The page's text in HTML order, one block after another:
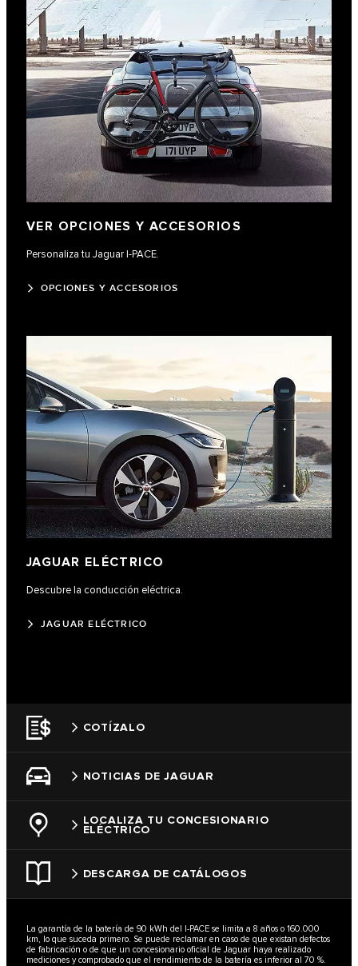
VER OPCIONES Y ACCESORIOS
Personaliza tu Jaguar I-PACE.
OPCIONES Y ACCESORIOS
JAGUAR ELÉCTRICO
Descubre la conducción eléctrica.
JAGUAR ELÉCTRICO
COTÍZALO
NOTICIAS DE JAGUAR
LOCALIZA TU CONCESIONARIO
ELÉCTRICO
DESCARGA DE CATÁLOGOS
La garantía de la batería de 90 kWh del I-PACE se limita a 8 años o 160.000
km, lo que suceda primero. Se puede reclamar en caso de que existan defectos
de fabricación o de que un concesionario oficial de Jaguar haya realizado
mediciones y comprobado que el rendimiento de la batería es inferior al 70 %.